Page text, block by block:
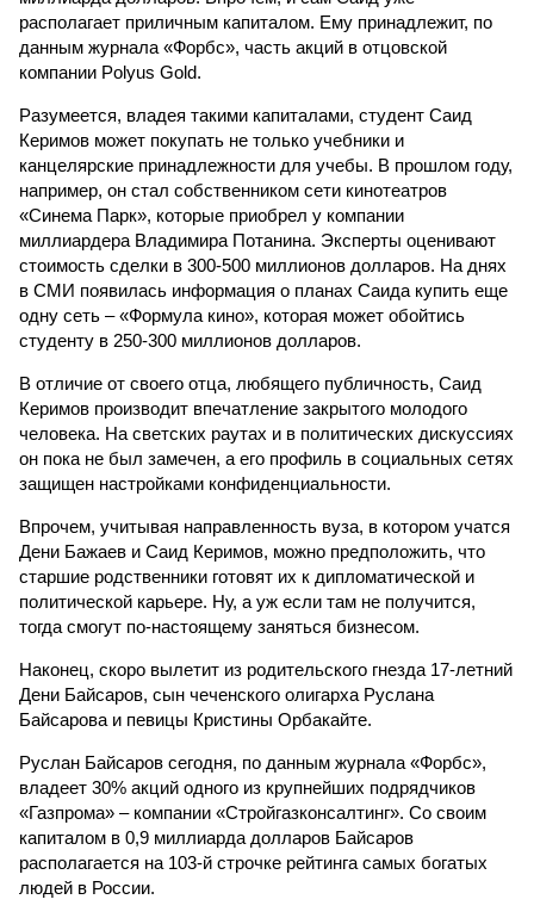
располагает приличным капиталом. Ему принадлежит, по
данным журнала «Форбс», часть акций в отцовской
компании Polyus Gold.
Разумеется, владея такими капиталами, студент Саид
Керимов может покупать не только учебники и
канцелярские принадлежности для учебы. В прошлом году,
например, он стал собственником сети кинотеатров
«Синема Парк», которые приобрел у компании
миллиардера Владимира Потанина. Эксперты оценивают
стоимость сделки в 300-500 миллионов долларов. На днях
в СМИ появилась информация о планах Саида купить еще
одну сеть – «Формула кино», которая может обойтись
студенту в 250-300 миллионов долларов.
В отличие от своего отца, любящего публичность, Саид
Керимов производит впечатление закрытого молодого
человека. На светских раутах и в политических дискуссиях
он пока не был замечен, а его профиль в социальных сетях
защищен настройками конфиденциальности.
Впрочем, учитывая направленность вуза, в котором учатся
Дени Бажаев и Саид Керимов, можно предположить, что
старшие родственники готовят их к дипломатической и
политической карьере. Ну, а уж если там не получится,
тогда смогут по-настоящему заняться бизнесом.
Наконец, скоро вылетит из родительского гнезда 17-летний
Дени Байсаров, сын чеченского олигарха Руслана
Байсарова и певицы Кристины Орбакайте.
Руслан Байсаров сегодня, по данным журнала «Форбс»,
владеет 30% акций одного из крупнейших подрядчиков
«Газпрома» – компании «Стройгазконсалтинг». Со своим
капиталом в 0,9 миллиарда долларов Байсаров
располагается на 103-й строчке рейтинга самых богатых
людей в России.